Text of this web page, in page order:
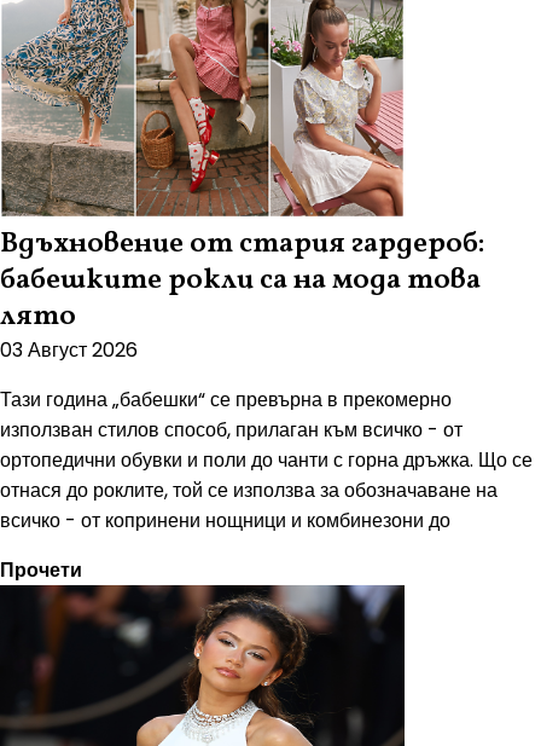
Вдъхновение от стария гардероб:
бабешките рокли са на мода това
лято
03 Август 2026
Тази година „бабешки“ се превърна в прекомерно
използван стилов способ, прилаган към всичко - от
ортопедични обувки и поли до чанти с горна дръжка. Що се
отнася до роклите, той се използва за обозначаване на
всичко - от копринени нощници и комбинезони до
Прочети